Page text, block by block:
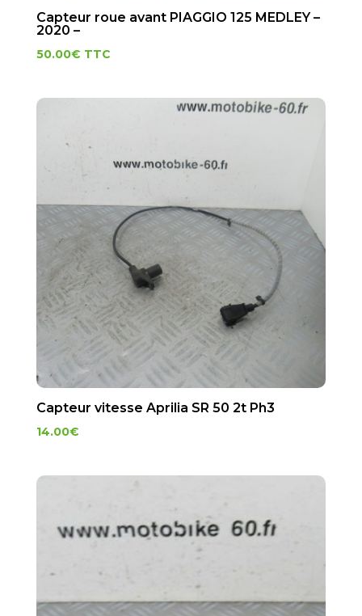
Capteur roue avant PIAGGIO 125 MEDLEY –
2020 –
50.00€ TTC
Capteur vitesse Aprilia SR 50 2t Ph3
14.00€